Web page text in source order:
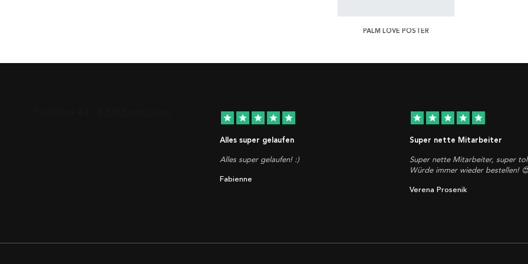
PALM LOVE POSTER
star star star star star
Alles super gelaufen
Alles super gelaufen! :)
Fabienne
star star star star star
Super nette Mitarbeiter
Super nette Mitarbeiter, super
Würde immer wieder bestellen!
Verena Prosenik